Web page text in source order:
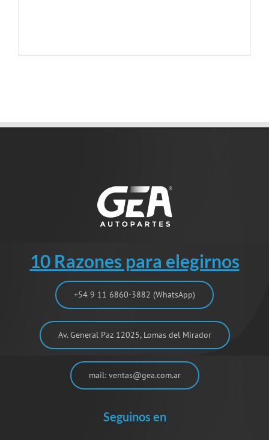
10 Razones para elegirnos
+54 9 11 6860-3882 (WhatsApp)
Av. General Paz 12025, Lomas del Mirador
mail: ventas@gea.com.ar
Seguinos en